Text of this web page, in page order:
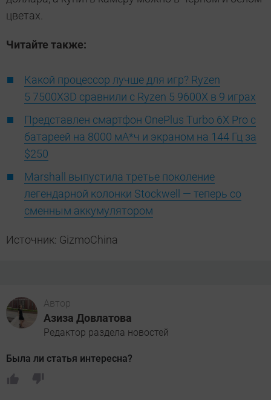
цветах.
Читайте также:
Какой процессор лучше для игр? Ryzen
5 7500X3D сравнили с Ryzen 5 9600X в 9 играх
Представлен смартфон OnePlus Turbo 6X Pro с
батареей на 8000 мА*ч и экраном на 144 Гц за
$250
Marshall выпустила третье поколение
легендарной колонки Stockwell — теперь со
сменным аккумулятором
Источник: GizmoChina
Автор
Азиза Довлатова
Редактор раздела новостей
Была ли статья интересна?